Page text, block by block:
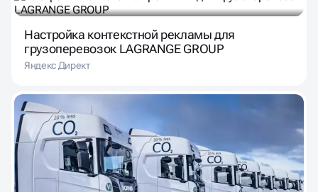
Настройка контекстной рекламы для
грузоперевозок LAGRANGE GROUP
Яндекс Директ